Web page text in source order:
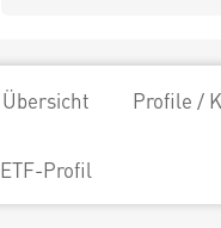
Übersicht Profile /
ETF-Profil